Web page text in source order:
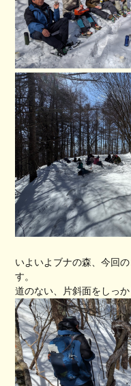
いよいよブナの森、今回
す。
道のない、片斜面をしっか